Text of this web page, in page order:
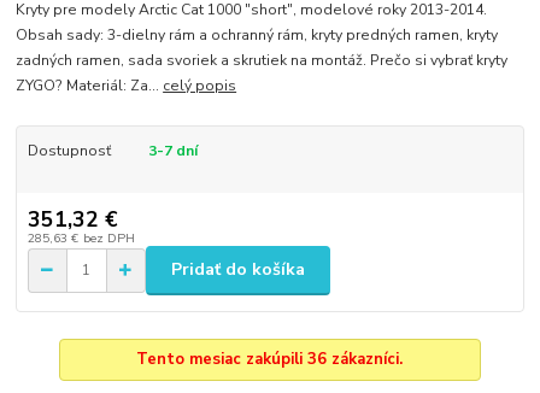
Kryty pre modely Arctic Cat 1000 "short", modelové roky 2013-2014.
Obsah sady: 3-dielny rám a ochranný rám, kryty predných ramen, kryty
zadných ramen, sada svoriek a skrutiek na montáž. Prečo si vybrať kryty
ZYGO? Materiál: Za... celý popis
Dostupnosť 3-7 dní
351,32 €
285,63 € bez DPH
Pridať do košíka
Tento mesiac zakúpili 36 zákazníci.